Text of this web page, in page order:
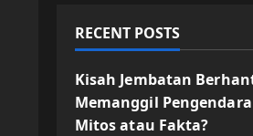
RECENT POSTS
Kisah Jembatan
Memanggil
Mitos atau Fakta?